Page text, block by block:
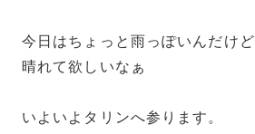
今日はちょっと雨っぽいんだけど
晴れて欲しいなぁ
いよいよタリンへ参ります。